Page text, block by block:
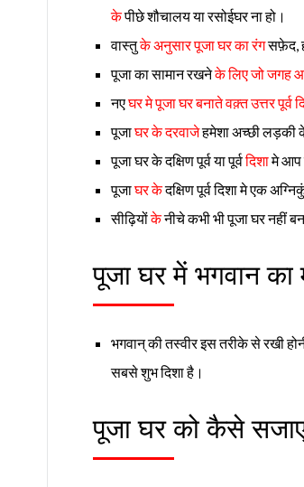
केपीछे शौचालय या रसोईघर ना हो।
वास्तुके अनुसार पूजा घर का रंगसफ़ेद,
पूजा का सामान रखनेके लिए जो जगह
नएघर मे पूजा घर बनाते वक़्त उत्तर पूर्व
पूजाघर के दरवाजेहमेशा अच्छी लड़की
पूजा घर के दक्षिण पूर्व या पूर्वदिशामे आप
पूजाघर केदक्षिण पूर्व दिशा मे एक
सीढ़ियोंकेनीचे कभी भी पूजा घर नहीं
पूजा घर में भगवान का
भगवान् की तस्वीर इस तरीके से रखी
सबसे शुभ दिशा है।
पूजा घर को कैसे